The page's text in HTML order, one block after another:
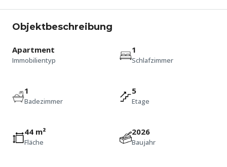
Objektbeschreibung
Apartment
Immobilientyp
1
Schlafzimmer
1
Badezimmer
5
Etage
44 m²
Fläche
2026
Baujahr